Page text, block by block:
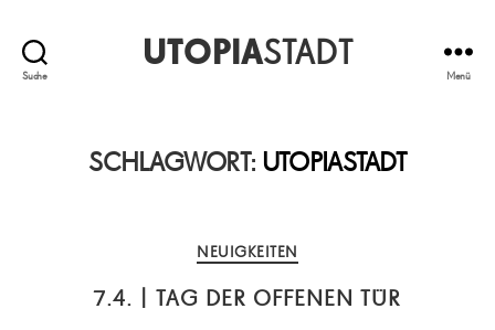
Suche
UTOPIASTADT
Menü
SCHLAGWORT: UTOPIASTADT
Kategorien
NEUIGKEITEN
7.4. | TAG DER OFFENEN TÜR